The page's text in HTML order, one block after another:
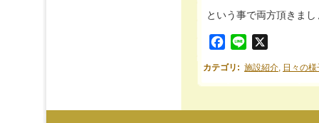
という事で両方頂きま
Facebook
Line
カテゴリ : 施設紹介, 日々の様